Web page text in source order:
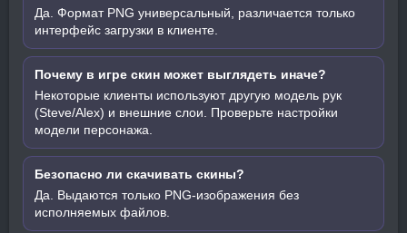
Да. Формат PNG универсальный, различается только
интерфейс загрузки в клиенте.
Почему в игре скин может выглядеть иначе?
Некоторые клиенты используют другую модель рук
(Steve/Alex) и внешние слои. Проверьте настройки
модели персонажа.
Безопасно ли скачивать скины?
Да. Выдаются только PNG-изображения без
исполняемых файлов.